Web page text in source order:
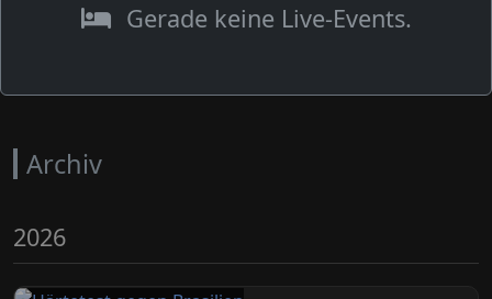
Gerade keine Live-Events.
Archiv
2026